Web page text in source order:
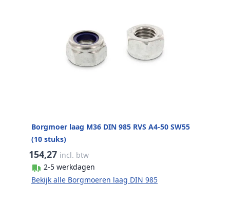
Borgmoer laag M36 DIN 985 RVS A4-50 SW55
(10 stuks)
154,27 incl. btw
2-5 werkdagen
Bekijk alle Borgmoeren laag DIN 985